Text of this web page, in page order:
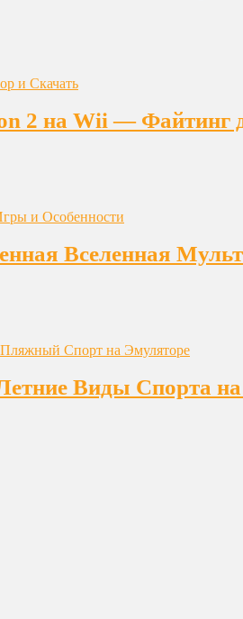
2 на Wii — Файтинг
Вселенная
Виды Спорта